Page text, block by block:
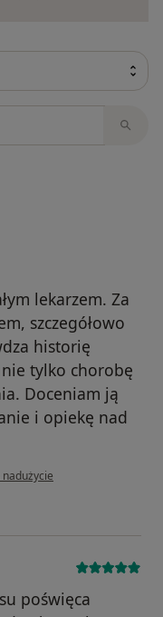
lekarzem. Za
szczegółowo
historię
tylko chorobę
Doceniam ją
i opiekę nad
użytkownika Marcin
nadużycie
poświęca